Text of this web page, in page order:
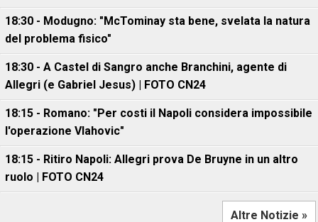
18:30 - Modugno: "McTominay sta bene, svelata la natura
del problema fisico"
18:30 - A Castel di Sangro anche Branchini, agente di
Allegri (e Gabriel Jesus) | FOTO CN24
18:15 - Romano: "Per costi il Napoli considera impossibile
l'operazione Vlahovic"
18:15 - Ritiro Napoli: Allegri prova De Bruyne in un altro
ruolo | FOTO CN24
Altre Notizie »